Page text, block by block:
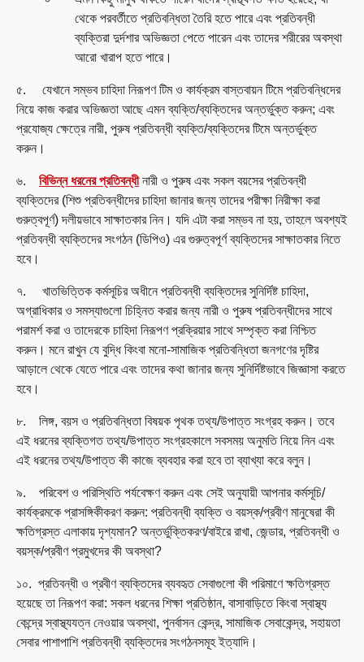
থেকে পরবর্তীতে প্রতিবন্ধিতা তৈরি হতে পারে এবং প্রতিবন্ধী
ব্যক্তিরা দুর্দশার অভিজ্ঞতা পেতে পারেন এবং তাদের শরীরের অবস্থা
আরো খারাপ হতে পারে।
৫. যেখানে সম্ভব চাহিদা নিরূপণ টিম ও কার্যক্রম বাস্তবায়ন টিমে প্রতিবন্ধিদের
নিয়ে কাজ করার অভিজ্ঞতা আছে এমন ব্যক্তি/ব্যক্তিদের অন্তর্ভুক্ত করুন; এবং
প্রযোজ্য ক্ষেত্রে নারী, পুরুষ প্রতিবন্ধী ব্যক্তি/ব্যক্তিদের টিমে অন্তর্ভুক্ত
করুন।
৬. বিভিন্ন ধরনের প্রতিবন্ধীনারী ও পুরুষ এবং সকল বয়সের প্রতিবন্ধী
ব্যক্তিদের (শিশু প্রতিবন্ধীদের চাহিদা জানার জন্য তাদের পরীক্ষা নিরীক্ষা করা
গুরুত্বপূর্ণ) দলীয়ভাবে সাক্ষাতকার নিন। যদি এটা করা সম্ভব না হয়, তাহলে অবশ্যই
প্রতিবন্ধী ব্যক্তিদের সংগঠন (ডিপিও) এর গুরুত্বপূর্ণ ব্যক্তিদের সাক্ষাতকার নিতে
হবে।
৭. খাতভিত্তিক কর্মসূচির অধীনে প্রতিবন্ধী ব্যক্তিদের সুনির্দিষ্ট চাহিদা,
অগ্রাধিকার ও সমস্যাগুলো চিহ্নিত করার জন্য নারী ও পুরুষ প্রতিবন্ধীদের সাথে
পরামর্শ করা ও তাদেরকে চাহিদা নিরূপণ প্রক্রিয়ার সাথে সম্পৃক্ত করা নিশ্চিত
করুন। মনে রাখুন যে বুদ্ধি কিংবা মনো-সামাজিক প্রতিবন্ধিতা জনগণের দৃষ্টির
আড়ালে থেকে যেতে পারে এবং তাদের কথা জানার জন্য সুনির্দিষ্টভাবে জিজ্ঞাসা করতে
হবে।
৮. লিঙ্গ, বয়স ও প্রতিবন্ধিতা বিষয়ক পৃথক তথ্য/উপাত্ত সংগ্রহ করুন। তবে
এই ধরনের ব্যক্তিগত তথ্য/উপাত্ত সংগ্রহকালে সবসময় অনুমতি নিয়ে নিন এবং
এই ধরনের তথ্য/উপাত্ত কী কাজে ব্যবহার করা হবে তা ব্যাখ্যা করে বলুন।
৯. পরিবেশ ও পরিস্থিতি পর্যবেক্ষণ করুন এবং সেই অনুযায়ী আপনার কর্মসূচি/
কার্যক্রমকে প্রাসঙ্গিকীকরণ করুন: প্রতিবন্ধী ব্যক্তি ও বয়স্ক/প্রবীণ মানুষেরা কী
ক্ষতিগ্রস্ত এলাকায় দৃশ্যমান? অন্তর্ভুক্তিকরণ/বাইরে রাখা, জেন্ডার, প্রতিবন্ধী ও
বয়স্ক/প্রবীণ প্রমুখদের কী অবস্থা?
১০. প্রতিবন্ধী ও প্রবীণ ব্যক্তিদের ব্যবহৃত সেবাগুলো কী পরিমাণে ক্ষতিগ্রস্ত
হয়েছে তা নিরূপণ করা: সকল ধরনের শিক্ষা প্রতিষ্ঠান, বাসাবাড়িতে কিংবা স্বাস্থ্য
কেন্দ্রে স্বাস্থ্যযত্ন নেওয়ার অবস্থা, পুনর্বাসন কেন্দ্র, সামাজিক সেবাকেন্দ্র, সহায়তা
সেবার পাশাপাশি প্রতিবন্ধী ব্যক্তিদের সংগঠনসমূহ ইত্যাদি।